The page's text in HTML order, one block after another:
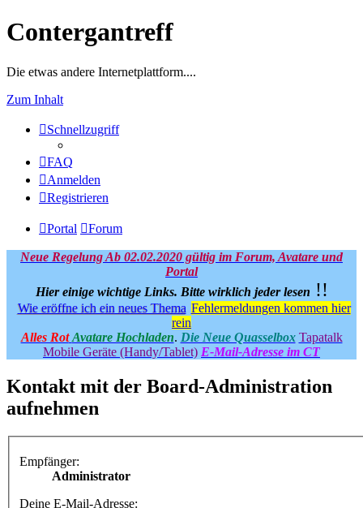
Contergantreff
Die etwas andere Internetplattform....
Zum Inhalt
Schnellzugriff
FAQ
Anmelden
Registrieren
Portal Forum
Neue Regelung Ab 02.02.2020 gültig im Forum, Avatare und
Portal
Hier einige wichtige Links. Bitte wirklich jeder lesen !!
Wie eröffne ich ein neues Thema Fehlermeldungen kommen hier
rein
Alles Rot Avatare Hochladen. Die Neue Quasselbox Tapatalk
Mobile Geräte (Handy/Tablet) E-Mail-Adresse im CT
Kontakt mit der Board-Administration
aufnehmen
Empfänger:
Administrator
Deine E-Mail-Adresse: